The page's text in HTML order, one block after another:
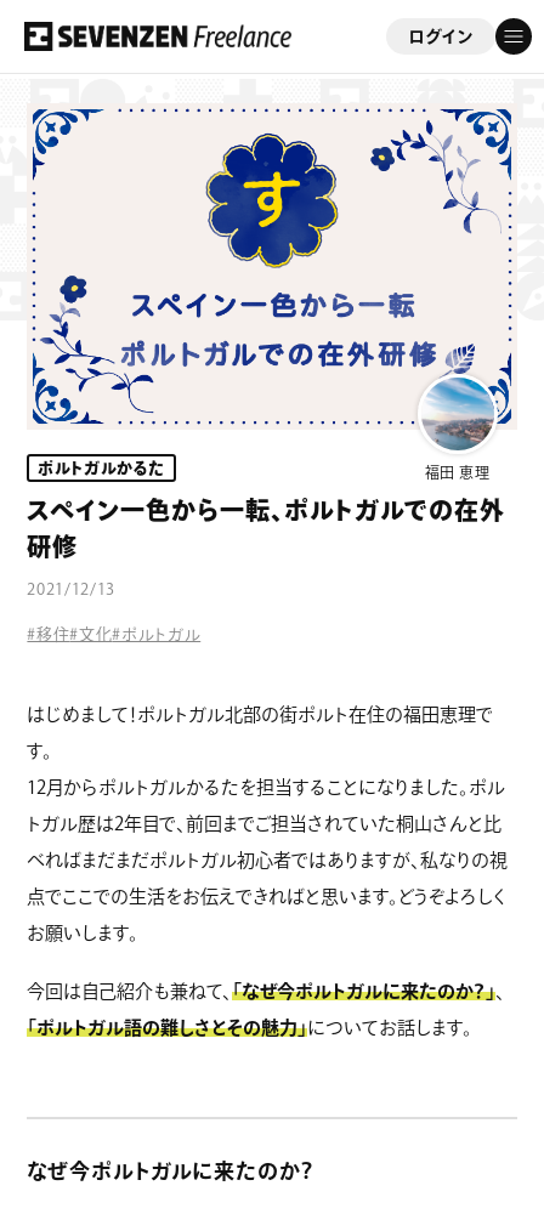
ログイン
「セブンゼンフリーランス」
ゲスト
このサイトについて
案件情報
案件実績
ビジネスサポート
コラム
福田 恵理
ポルトガルかるた
スペイン一色から一転、ポルトガルでの在外
研修
2021/12/13
#移住#文化#ポルトガル
はじめまして！ポルトガル北部の街ポルト在住の福田恵理で
す。
12月からポルトガルかるたを担当することになりました。ポル
トガル歴は2年目で、前回までご担当されていた桐山さんと比
べればまだまだポルトガル初心者ではありますが、私なりの視
点でここでの生活をお伝えできればと思います。どうぞよろしく
お願いします。
今回は自己紹介も兼ねて、「なぜ今ポルトガルに来たのか？」、
「ポルトガル語の難しさとその魅力」についてお話します。
なぜ今ポルトガルに来たのか？